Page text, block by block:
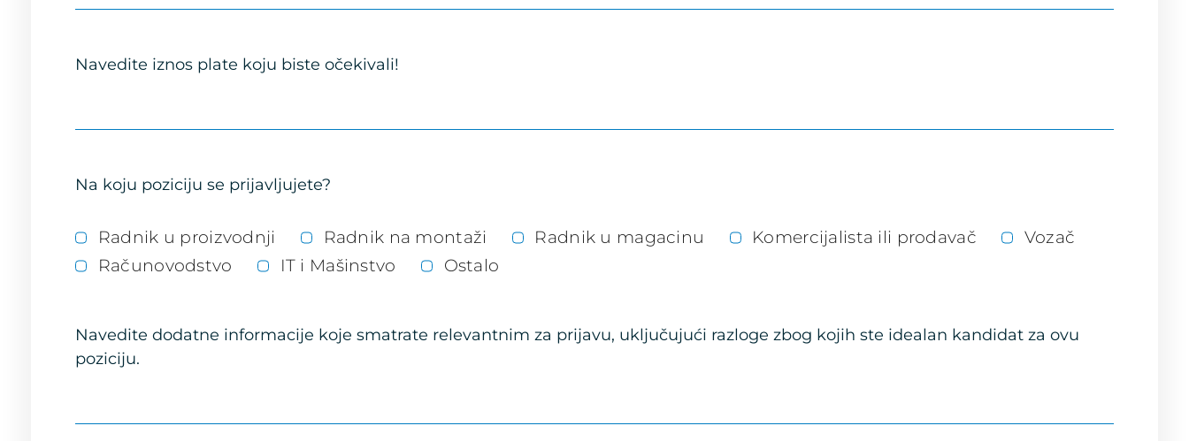
Navedite iznos plate koju biste očekivali!
Na koju poziciju se prijavljujete?
Radnik u proizvodnji Radnik na montaži Radnik u magacinu Komercijalista ili prodavač
Vozač
Računovodstvo
IT i Mašinstvo Ostalo
Navedite dodatne informacije koje smatrate relevantnim za prijavu, uključujući razloge zbog kojih ste idealan kandidat za ovu
poziciju.